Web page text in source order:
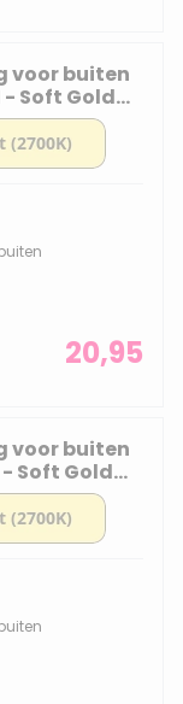
voor buiten
- Soft Gold
20,95
voor buiten
- Soft Gold